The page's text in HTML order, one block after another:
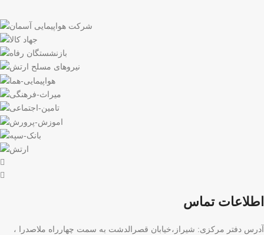
اطلاعات تماس
آدرس دفتر مرکزی: شیراز،خیابان قصرالدشت به سمت چهارراه ملاصدرا ،